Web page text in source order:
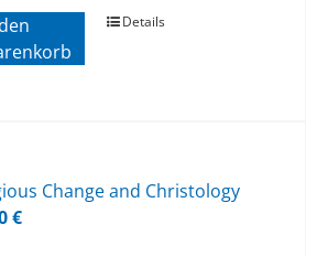
Details
Ch­an­ge and Chris­to­lo­gy
€